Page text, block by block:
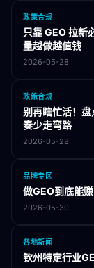
政策合规
只靠 GEO 拉新
量越做越值钱
2026-05-28
政策合规
别再瞎忙活！
奏少走弯路
2026-05-28
品牌专区
做GEO到底能
2026-05-30
各地新闻
钦州特定行业